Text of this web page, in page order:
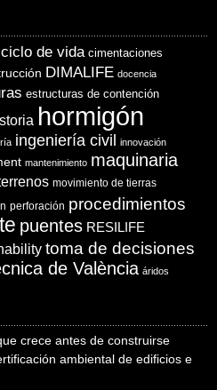
ciclo de vida cimentaciones
DIMALIFE docencia
estructuras de contención
hormigón
ingeniería civil innovación
mantenimiento maquinaria
movimiento de tierras
perforación procedimientos
puentes RESILIFE
toma de decisiones
de València áridos
crece antes de construirse
ambiental de edificios e